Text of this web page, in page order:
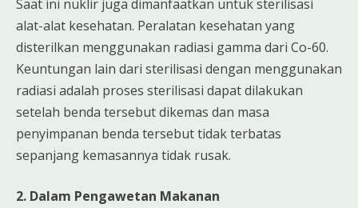
Saat ini nuklir juga dimanfaatkan untuk sterilisasi
alat-alat kesehatan. Peralatan kesehatan yang
disterilkan menggunakan radiasi gamma dari Co-60.
Keuntungan lain dari sterilisasi dengan menggunakan
radiasi adalah proses sterilisasi dapat dilakukan
setelah benda tersebut dikemas dan masa
penyimpanan benda tersebut tidak terbatas
sepanjang kemasannya tidak rusak.
2. Dalam Pengawetan Makanan